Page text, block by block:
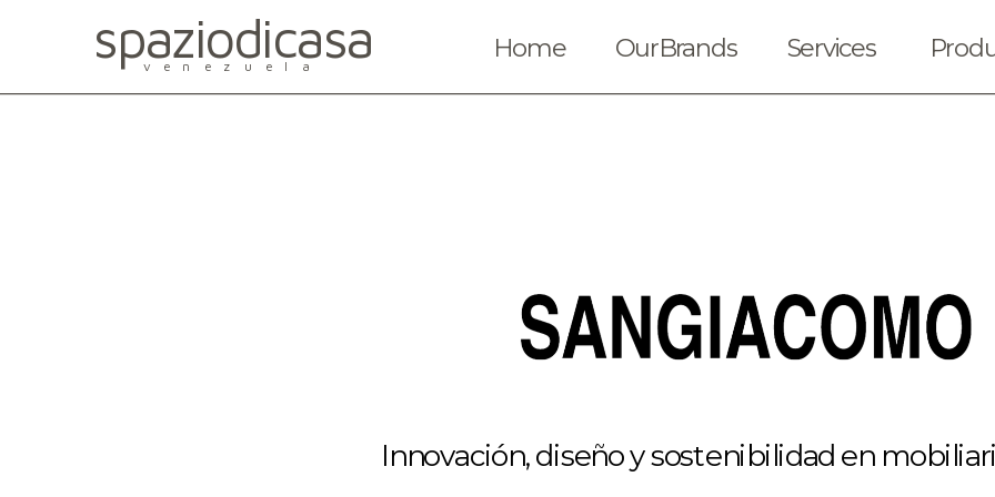
Innovación, diseño y sostenibilidad en
Home OurBrands Services
spaziodicasa
venezuela